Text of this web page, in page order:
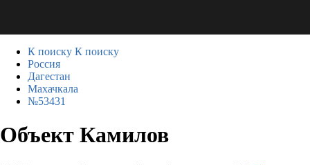
К поиску К поиску
Россия
Дагестан
Махачкала
№53431
Объект Камилов